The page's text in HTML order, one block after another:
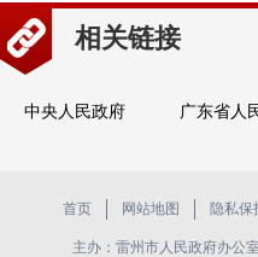
相关链接
中央人民政府 广东省人
首页 网站地图 隐私保
主办：雷州市人民政府办公